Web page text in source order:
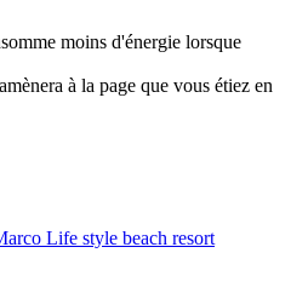
moins d'énergie lorsque
à la page que vous étiez en
Life style beach resort